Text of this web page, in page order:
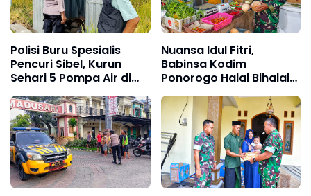
Polisi Buru Spesialis
Pencuri Sibel, Kurun
Sehari 5 Pompa Air di
Ponorogo Digondol
Maling
Nuansa Idul Fitri,
Babinsa Kodim
Ponorogo Halal Bihalal
Sekaligus Monitoring
Stabilitas Harga
Sembako